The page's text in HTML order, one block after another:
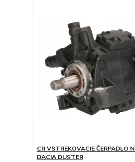
CR VSTREKOVACIE ČERPADLO
DACIA DUSTER